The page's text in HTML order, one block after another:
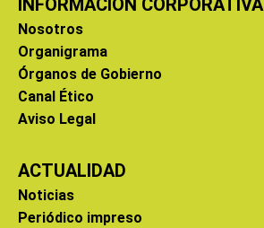
INFORMACIÓN CORPORATIVA
Nosotros
Organigrama
Órganos de Gobierno
Canal Ético
Aviso Legal
ACTUALIDAD
Noticias
Periódico impreso